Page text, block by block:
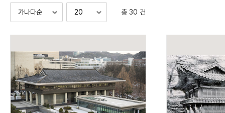
검색 연산자 사용안내
연산자 사용 예
AND 정조 AND 정약용
“정조”와 “정약
색
총 30 건